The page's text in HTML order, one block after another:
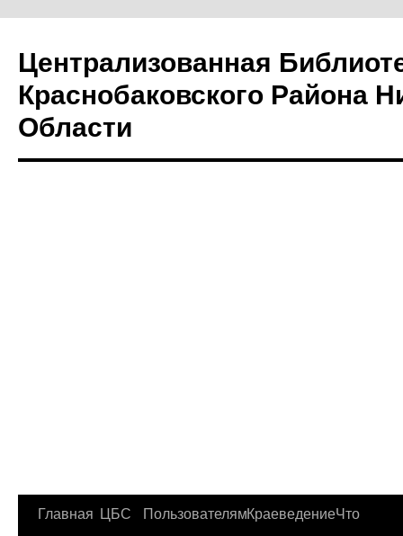
Централизованная
Краснобаковского Района
Области
Перейти
Главная ЦБС ПользователямКраеведениеЧто